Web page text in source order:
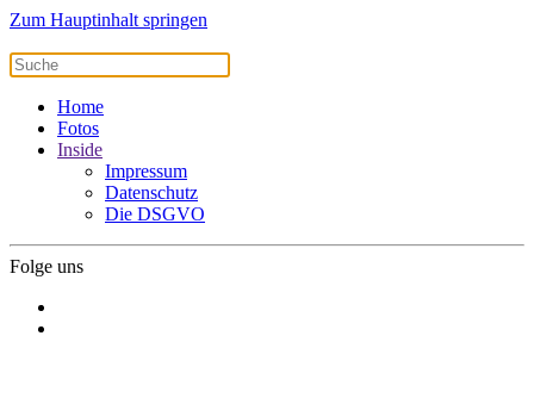
Zum Hauptinhalt springen
Home
Fotos
Inside
Impressum
Datenschutz
Die DSGVO
Folge uns